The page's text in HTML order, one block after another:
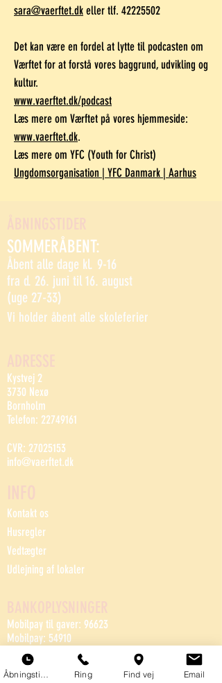
sara@vaerftet.dk eller tlf. 42225502
Det kan være en fordel at lytte til podcasten om
Værftet for at forstå vores baggrund, udvikling og
kultur.
www.vaerftet.dk/podcast
Læs mere om Værftet på vores hjemmeside:
www.vaerftet.dk.
Læs mere om YFC (Youth for Christ)
Ungdomsorganisation | YFC Danmark | Aarhus
SOMMERÅBENT:
Åbent alle dage kl. 9-16
fra d. 26. juni til 16. august
(uge 27-33)
Vi holder åbent alle skoleferier
Kystvej 2
3730 Nexø
Bornholm
Telefon: 22749161
CVR: 27025153
info@vaerftet.dk
Kontakt os
Husregler
Vedtægter
Udlejning af lokaler
Mobilpay til gaver: 96623
Mobilpay: 54910
Bank: Reg.0650 Konto: 4372589553
Ring Find vej Email